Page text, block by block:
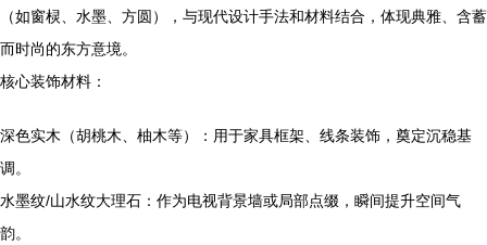
（如窗棂、水墨、方圆），与现代设计手法和材料结合，体现典雅、含蓄
而时尚的东方意境。
核心装饰材料：
深色实木（胡桃木、柚木等）：用于家具框架、线条装饰，奠定沉稳基
调。
水墨纹/山水纹大理石：作为电视背景墙或局部点缀，瞬间提升空间气
韵。